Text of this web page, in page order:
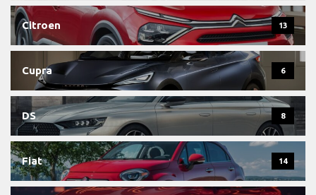
Citroen 13
Cupra 6
DS 8
Fiat 14